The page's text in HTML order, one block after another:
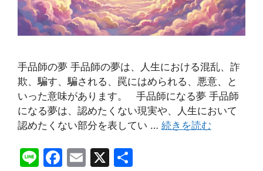
手品師の夢 手品師の夢は、人生における混乱、詐
欺、騙す、騙される、罠にはめられる、悪意、と
いった意味があります。 手品師になる夢 手品師
になる夢は、認めたくない現実や、人生において
認めたくない部分を表してい … 続きを読む
Li F
E
X